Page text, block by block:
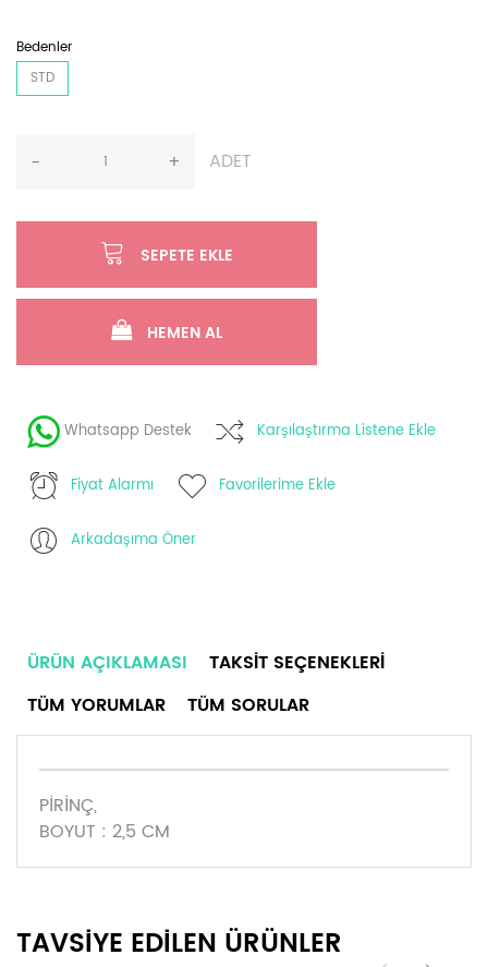
Bedenler
STD
- + ADET
SEPETE EKLE
HEMEN AL
Whatsapp Destek Karşılaştırma Listene Ekle
Fiyat Alarmı Favorilerime Ekle
Arkadaşıma Öner
ÜRÜN AÇIKLAMASI
TAKSIT SEÇENEKLERI
TÜM YORUMLAR
TÜM SORULAR
PİRİNÇ,
BOYUT : 2,5 CM
TAVSİYE EDİLEN ÜRÜNLER